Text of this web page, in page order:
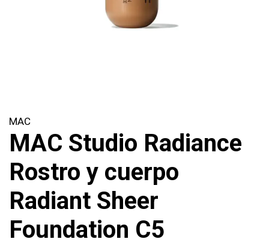
MAC
MAC Studio Radiance
Rostro y cuerpo
Radiant Sheer
Foundation C5